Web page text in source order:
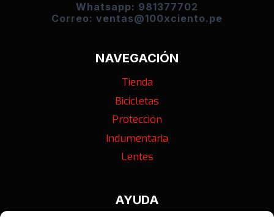
Whatsapp: 981377702
Correo: ventas@100xciento.pe
NAVEGACIÓN
Tienda
Bicicletas
Protección
Indumentaria
Lentes
AYUDA